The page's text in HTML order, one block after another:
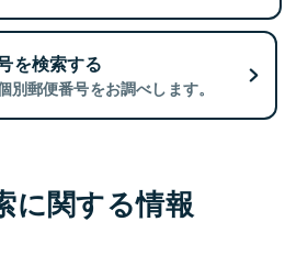
を検索する
別郵便番号をお調べします。
に関する情報